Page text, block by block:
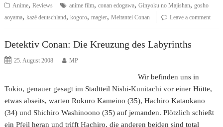
Anime,Reviews anime film,conan edogawa,Ginyoku no Majishan,gosho
aoyama,kazé deutschland,kogoro,magier,Meitantei Conan Leave a comment
Detektiv Conan: Die Kreuzung des Labyrinths
25. August 2008 MP
Wir befinden uns in
Tokio, genauer gesagt im Stadtteil Nishi-Kunitachi vor einer Hütte,
etwas abseits, warten Rokuro Kameino (35), Hachiro Kataokano
(34) und Shichiro Washinoono (35) auf jemanden. Plötzlich schießt
ein Pfeil heran und trifft Hachiro, die anderen beiden sind total